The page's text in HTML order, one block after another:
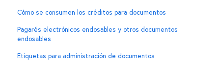
Cómo se consumen los créditos para documentos
Pagarés electrónicos endosables y otros documentos
endosables
Etiquetas para administración de documentos